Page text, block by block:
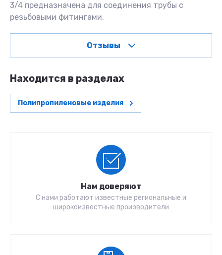
3/4 предназначена для соединения трубы с
резьбовыми фитингами.
Отзывы
Находится в разделах
Полипропиленовые изделия
Нам доверяют
С нами работают известные региональные и
широкоизвестные производители